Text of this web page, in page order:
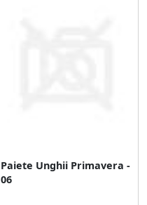
Paiete Unghii Primavera -
06